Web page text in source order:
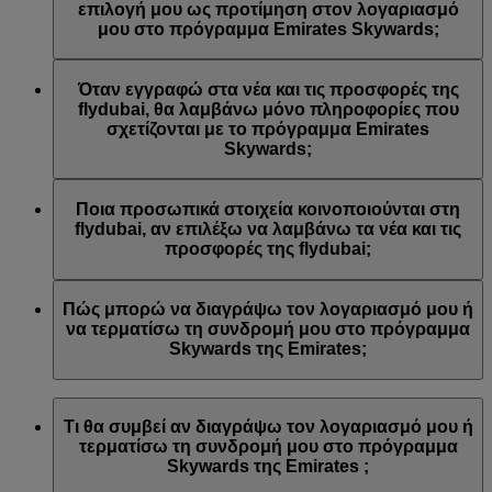
Emirates ή/και της flydubai. Οι προτιμήσεις επικοινωνίας σας
ενημερώθηκαν αναλόγως.
επιλογή μου ως προτίμηση στον λογαριασμό
μου στο πρόγραμμα Emirates Skywards;
χρησιμοποιήσατε είναι συνδεδεμένη με πολλούς αριθμούς
μελών του προγράμματος Emirates Skywards ή γιατί το
όνομα που δώσατε δεν αντιστοιχεί με το όνομα του
λογαριασμού σας στο πρόγραμμα Emirates Skywards.
Skywards και ενημερώστε τις εγγραφές σε λίστες email στις
Προσωπικές προτιμήσεις.
Όταν εγγραφώ στα νέα και τις προσφορές της
flydubai, θα λαμβάνω μόνο πληροφορίες που
σχετίζονται με το πρόγραμμα Emirates
Skywards;
συμπεριλαμβανομένων των προωθητικών ενεργειών από τη
flydubai και τη flydubai Holidays.
Ποια προσωπικά στοιχεία κοινοποιούνται στη
flydubai, αν επιλέξω να λαμβάνω τα νέα και τις
προσφορές της flydubai;
email σας προκειμένου να λαμβάνετε τέτοιου είδους
ενημερωτικά δελτία. Η flydubai είναι υπεύθυνη για την
επεξεργασία των προσωπικών σας στοιχείων σύμφωνα με
Πώς μπορώ να διαγράψω τον λογαριασμό μου ή
να τερματίσω τη συνδρομή μου στο πρόγραμμα
Skywards της Emirates;
τερματίσετε τη συνδρομή σας στο πρόγραμμα Skywards της
Emirates ανά πάσα στιγμή με τους εξής τρόπους:
Τι θα συμβεί αν διαγράψω τον λογαριασμό μου ή
τερματίσω τη συνδρομή μου στο πρόγραμμα
Skywards της Emirates ;